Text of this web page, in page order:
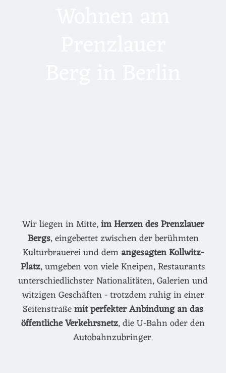
Wir liegen in Mitte,im Herzen des Prenzlauer
Bergs, eingebettet zwischen der berühmten
Kulturbrauerei und demangesagten Kollwitz-
Platz, umgeben von viele Kneipen, Restaurants
unterschiedlichster Nationalitäten, Galerien und
witzigen Geschäften - trotzdem ruhig in einer
Seitenstraßemit perfekter Anbindung an das
öffentliche Verkehrsnetz, die U-Bahn oder den
Autobahnzubringer.